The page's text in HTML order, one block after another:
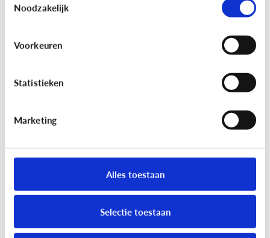
Noodzakelijk
Voorkeuren
Statistieken
Marketing
Alles toestaan
Selectie toestaan
Gaming
[Video] Gamet mijn kind teveel?